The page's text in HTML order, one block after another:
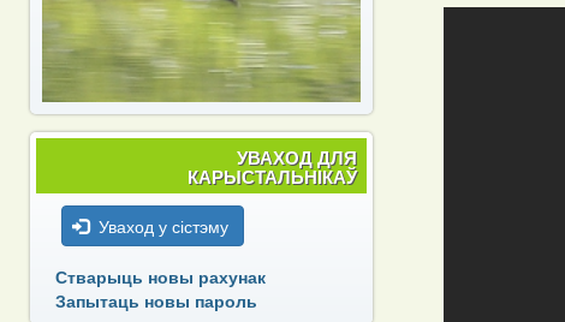
УВАХОД ДЛЯ
КАРЫСТАЛЬНІКАЎ
Уваход у сістэму
Стварыць новы рахунак
Запытаць новы пароль